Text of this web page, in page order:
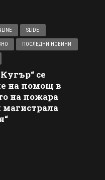
SLIDE
ПОСЛЕДНИ НОВИНИ
се
на помощ в
на пожара
магистрала